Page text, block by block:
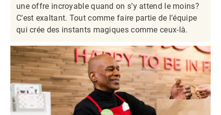
une offre incroyable quand on s’y attend le moins?
C’est exaltant. Tout comme faire partie de l’équipe
qui crée des instants magiques comme ceux-là.​​​​​​​